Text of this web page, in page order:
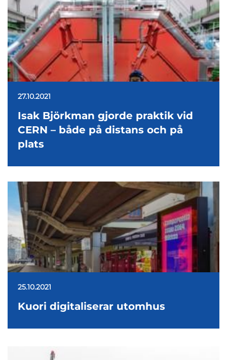
27.10.2021
Isak Björkman gjorde praktik vid
CERN – både på distans och på
plats
25.10.2021
Kuori digitaliserar utomhus